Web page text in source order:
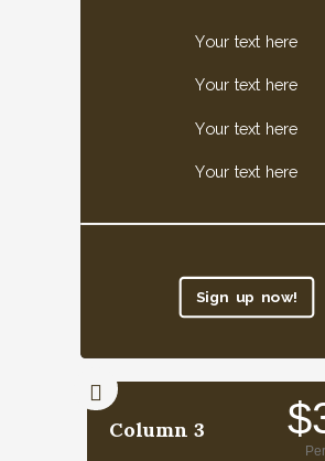
Your text here
Your text here
Your text here
Your text here
Sign up now!
Column 3